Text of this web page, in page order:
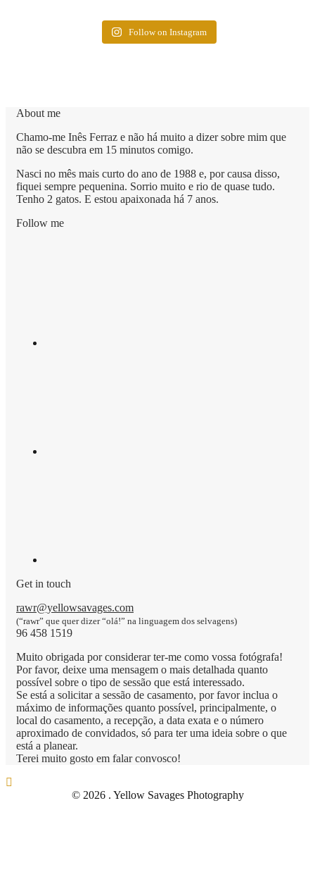
Follow on Instagram
About me
Chamo-me Inês Ferraz e não há muito a dizer sobre mim que
não se descubra em 15 minutos comigo.
Nasci no mês mais curto do ano de 1988 e, por causa disso,
fiquei sempre pequenina. Sorrio muito e rio de quase tudo.
Tenho 2 gatos. E estou apaixonada há 7 anos.
Follow me
Get in touch
rawr@yellowsavages.com
(“rawr” que quer dizer “olá!” na linguagem dos selvagens)
96 458 1519
Muito obrigada por considerar ter-me como vossa fotógrafa!
Por favor, deixe uma mensagem o mais detalhada quanto
possível sobre o tipo de sessão que está interessado.
Se está a solicitar a sessão de casamento, por favor inclua o
máximo de informações quanto possível, principalmente, o
local do casamento, a recepção, a data exata e o número
aproximado de convidados, só para ter uma ideia sobre o que
está a planear.
Terei muito gosto em falar convosco!
© 2026 . Yellow Savages Photography